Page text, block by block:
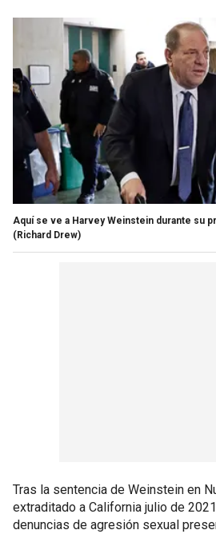
Aquí se ve a Harvey Weinstein durante su
(Richard Drew)
Tras la sentencia de Weinstein en
extraditado a California julio de
denuncias de agresión sexual